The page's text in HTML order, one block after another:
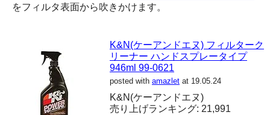
をフィルタ表面から吹きかけます。
K&N(ケーアンドエヌ) フィルターク
リーナー ハンドスプレータイプ
946ml 99-0621
posted with amazlet at 19.05.24
K&N(ケーアンドエヌ)
売り上げランキング: 21,991